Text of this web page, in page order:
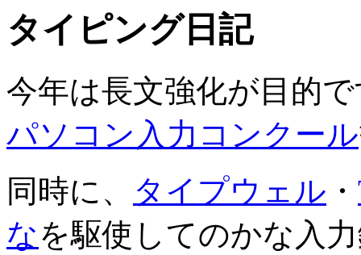
タイピング日記
今年は長文強化が目的
パソコン入力コンクール
同時に、
タイプウェル ・
なを駆使してのかな入